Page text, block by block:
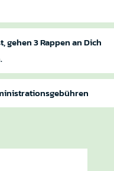
gehen 3 Rappen an Dich